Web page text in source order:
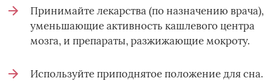
Принимайте лекарства (по назначению врача),
уменьшающие активность кашлевого центра
мозга, и препараты, разжижающие мокроту.
Используйте приподнятое положение для сна.